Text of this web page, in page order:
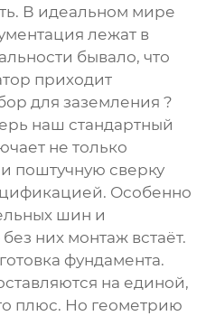
В идеальном мире
лежат в
бывало, что
приходит
для заземления ?
наш стандартный
не только
поштучную сверку
Особенно
шин и
них монтаж встаёт.
фундамента.
на единой,
плюс. Но геометрию